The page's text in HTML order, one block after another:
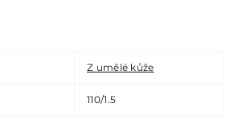
Z umělé kůže
110/1.5